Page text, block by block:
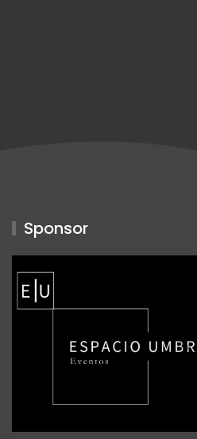
Sponsor